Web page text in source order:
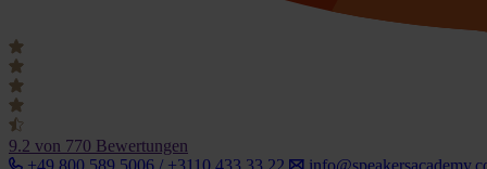
9.2 von 770 Bewertungen
+49 800 589 5006 / +3110 433 33 22